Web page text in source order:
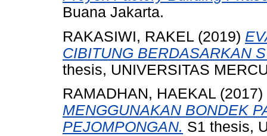
Buana Jakarta.
RAKASIWI, RAKEL (2019)
CIBITUNG BERDASARKAN
thesis, UNIVERSITAS
RAMADHAN, HAEKAL (2017)
MENGGUNAKAN BONDEK
PEJOMPONGAN. S1 thesis,